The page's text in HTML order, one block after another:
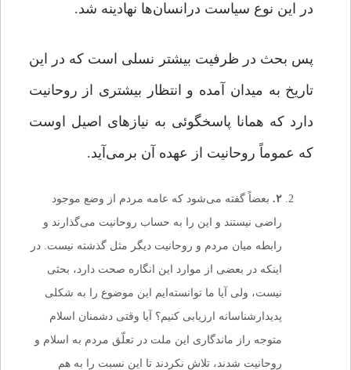
در این نوع سیاست درانسان‌ها نهادینه شد.
پس بحث در ظرفیت بیشتر نسلی است که در این
تاریخ به میدان آمده و انتظار بیشتری از روحانیت
دارد که همانا پاسخگوئی به نیازهای اصیل اوست
که عموماً روحانیت از عهده آن برمی‌آید.
۲.بعضاً گفته می‌شود که عامه مردم از وضع موجود
راضی نیستند و این را به حساب روحانیت می‌گذارند و
رابطه میان مردم و روحانیت دیگر مثل گذشته نیست. در
اینکه‌ در بعضی از موارد این انگاره صحت دارد، بحثی
نیست، ولی آیا ما توانسته‌ایم این موضوع را به شکلی
پدیدارشناسانه ارزیابی کنیم؟ آیا وقتی دشمنان اسلام
متوجه راز ماندگاری این ملت در تعلّق مردم به اسلام و
روحانیت شدند، تلاش نکردند تا این نسبت را به هم